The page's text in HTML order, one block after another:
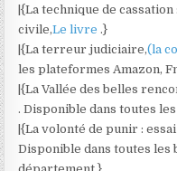
|{La technique de
civile,Le livre.}
|{La terreur judiciaire,(la
les plateformes Amazon,
|{La Vallée des belles
. Disponible dans toutes
|{La volonté de punir :
Disponible dans toutes les